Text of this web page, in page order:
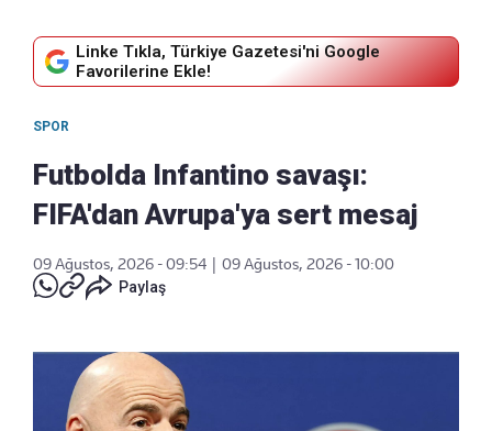
Linke Tıkla, Türkiye Gazetesi'ni Google
Favorilerine Ekle!
SPOR
Futbolda Infantino savaşı:
FIFA'dan Avrupa'ya sert mesaj
09 Ağustos, 2026 - 09:54
09 Ağustos, 2026 - 10:00
Paylaş